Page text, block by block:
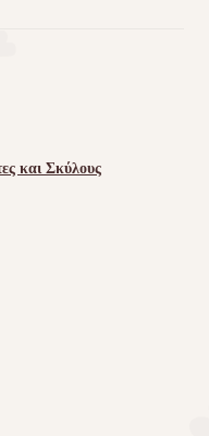
και Σκύλους